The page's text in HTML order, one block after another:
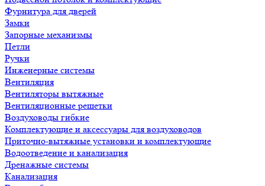
Фурнитура для дверей
Замки
Запорные механизмы
Петли
Ручки
Инженерные системы
Вентиляция
Вентиляторы вытяжные
Вентиляционные решетки
Воздуховоды гибкие
Комплектующие и аксессуары для воздуховодов
Приточно-вытяжные установки и комплектующие
Водоотведение и канализация
Дренажные системы
Канализация